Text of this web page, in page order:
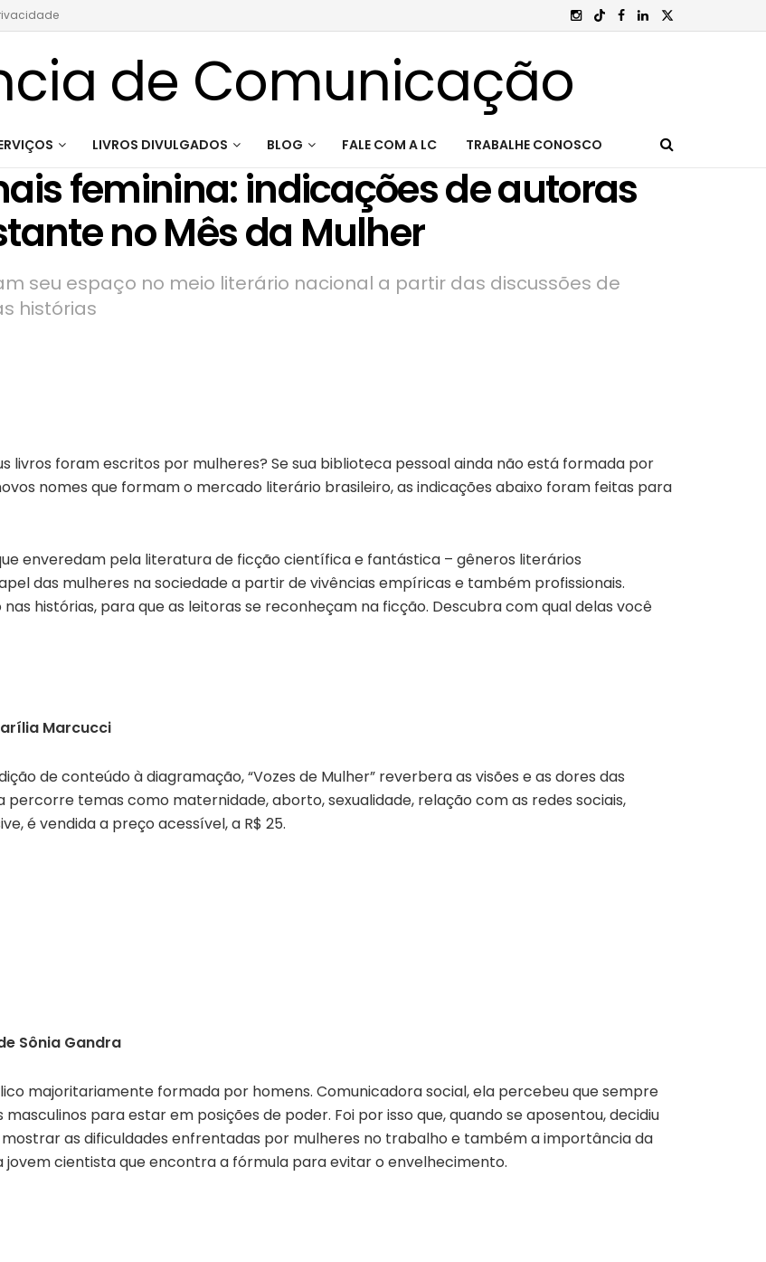
LIVROS DIVULGADOS BLOG FALE COM A LC TRABALHE CONOSCO
feminina: indicações de autoras
no Mês da Mulher
seu espaço no meio literário nacional a partir das discussões de
histórias
livros foram escritos por mulheres? Se sua biblioteca pessoal ainda não está formada por
nomes que formam o mercado literário brasileiro, as indicações abaixo foram feitas para
enveredam pela literatura de ficção científica e fantástica – gêneros literários
das mulheres na sociedade a partir de vivências empíricas e também profissionais.
histórias, para que as leitoras se reconheçam na ficção. Descubra com qual delas você
Marcucci
de conteúdo à diagramação,“Vozes de Mulher” reverbera as visões e as dores das
percorre temas como maternidade, aborto, sexualidade, relação com as redes sociais,
é vendida a preço acessível, a R$ 25.
Sônia Gandra
majoritariamente formada por homens. Comunicadora social, ela percebeu que sempre
para estar em posições de poder. Foi por isso que, quando se aposentou, decidiu
mostrar as dificuldades enfrentadas por mulheres no trabalho e também a importância da
cientista que encontra a fórmula para evitar o envelhecimento.